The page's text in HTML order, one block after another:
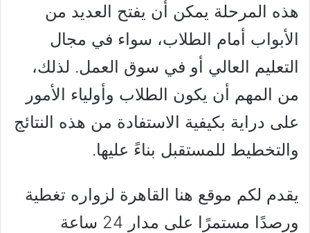
هذه المرحلة يمكن أن يفتح العديد من
الأبواب أمام الطلاب، سواء في مجال
التعليم العالي أو في سوق العمل. لذلك،
من المهم أن يكون الطلاب وأولياء الأمور
على دراية بكيفية الاستفادة من هذه النتائج
والتخطيط للمستقبل بناءً عليها.
يقدم لكم موقع هنا القاهرة لزواره تغطية
ورصدًا مستمرًا على مدار 24 ساعة